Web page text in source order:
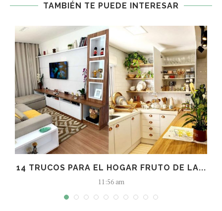
TAMBIÉN TE PUEDE INTERESAR
14 TRUCOS PARA EL HOGAR FRUTO DE LA...
11:56 am